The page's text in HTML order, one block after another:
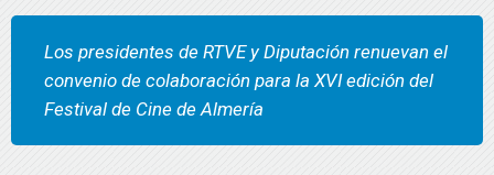
Los presidentes de RTVE y Diputación renuevan el
convenio de colaboración para la XVI edición del
Festival de Cine de Almería